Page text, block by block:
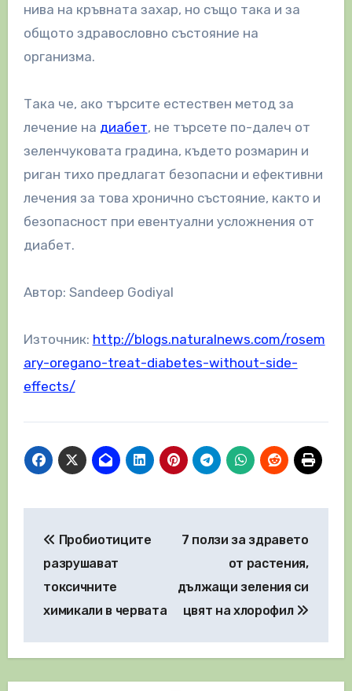
нива на кръвната захар, но също така и за
общото здравословно състояние на
организма.
Така че, ако търсите естествен метод за
лечение на диабет, не търсете по-далеч от
зеленчуковата градина, където розмарин и
риган тихо предлагат безопасни и ефективни
лечения за това хронично състояние, както и
безопасност при евентуални усложнения от
диабет.
Автор: Sandeep Godiyal
Източник: http://blogs.naturalnews.com/rosem
ary-oregano-treat-diabetes-without-side-
effects/
Пробиотиците
разрушават
токсичните
химикали в червата
7 ползи за здравето
от растения,
дължащи зеления си
цвят на хлорофил